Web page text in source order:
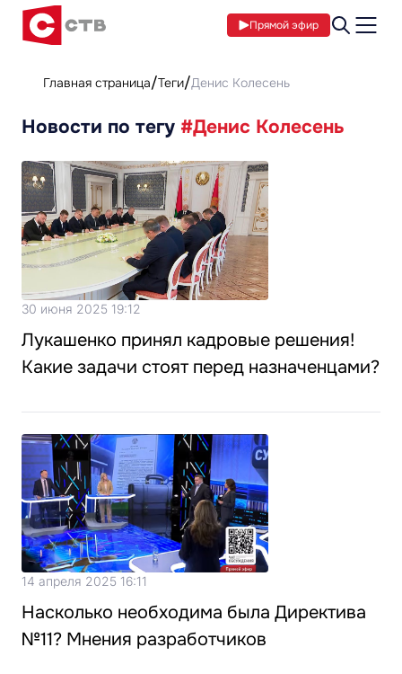
Прямой эфир
Главная страница Теги Денис Колесень
Новости по тегу #Денис Колесень
30 июня 2025 19:12
Лукашенко принял кадровые решения!
Какие задачи стоят перед назначенцами?
14 апреля 2025 16:11
Насколько необходима была Директива
№11? Мнения разработчиков